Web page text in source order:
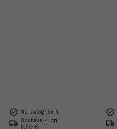
Na zalogi še 1
Dostava 4 dni
6,50 €